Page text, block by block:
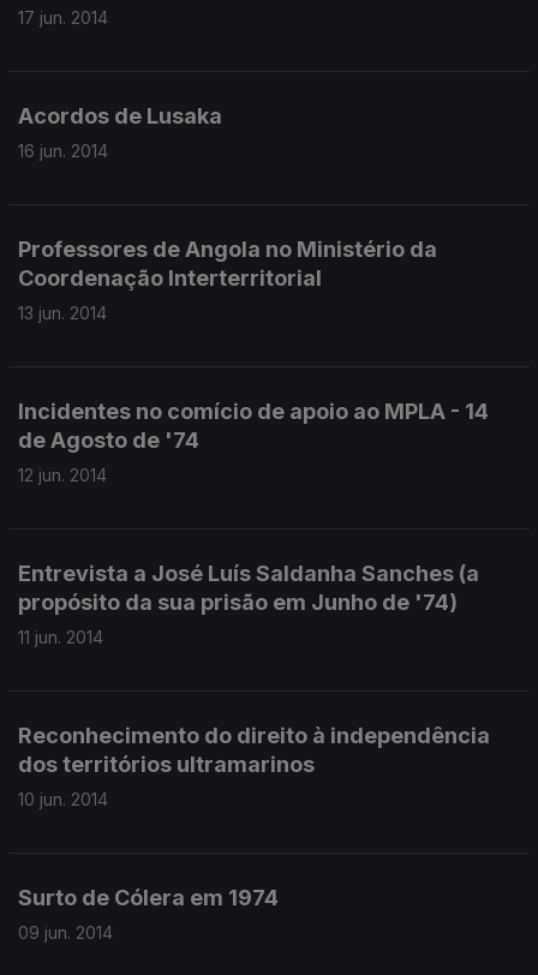
17 jun. 2014
Acordos de Lusaka
16 jun. 2014
Professores de Angola no Ministério da
Coordenação Interterritorial
13 jun. 2014
Incidentes no comício de apoio ao MPLA - 14
de Agosto de '74
12 jun. 2014
Entrevista a José Luís Saldanha Sanches (a
propósito da sua prisão em Junho de '74)
11 jun. 2014
Reconhecimento do direito à independência
dos territórios ultramarinos
10 jun. 2014
Surto de Cólera em 1974
09 jun. 2014